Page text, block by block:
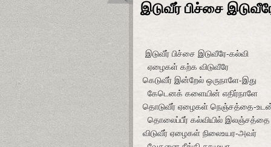
இடுவீர் பிச்சை
இடுவீர் பிச்சை இடுவீரே-கல்வி
ஏழைகள் கற்க விடுவீரே
கெடுவீர் இன்றேல் ஒருநாளே-இது
கேடெனக் களையின் எதிர்நாளே
தொடுவீர் ஏழைகள் நெஞ்சத்தை-
தொலைப்பீர் கல்வியில் இலஞ்சத்தை
விடுவீர் ஏழைகள் நிலைஉயர-அவர்